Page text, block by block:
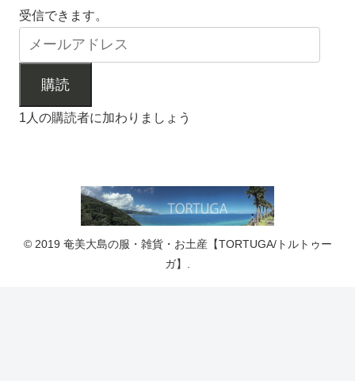
受信できます。
購読
1人の購読者に加わりましょう
© 2019 奄美大島の服・雑貨・お土産【TORTUGA/トルトゥー
ガ】.